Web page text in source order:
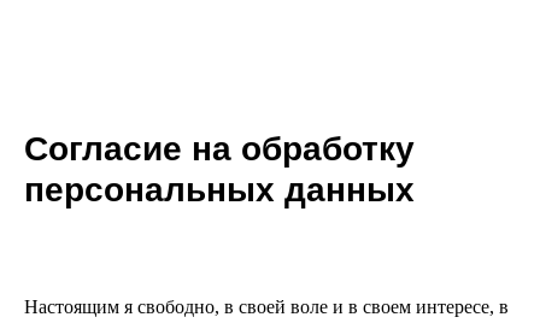
Согласие на обработку
персональных данных
Настоящим я свободно, в своей воле и в своем интересе, в